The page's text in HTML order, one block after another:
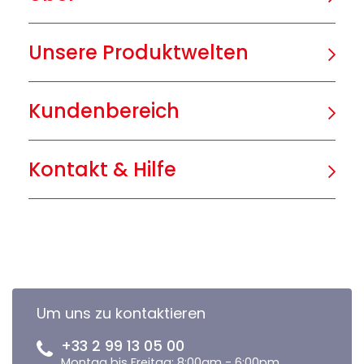
Unsere Produktwelten
Kundenbereich
Kontakt & Hilfe
Um uns zu kontaktieren
+33 2 99 13 05 00